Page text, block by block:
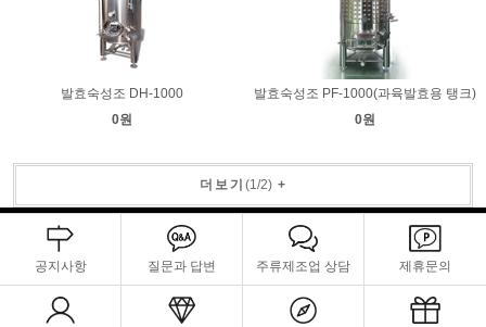
발효숙성조 DH-1000
0원
발효숙성조 PF-1000(과육발효용 탱크)
0원
더보기 (1/2)+
공지사항 질문과 답변 주류제조업 상담 제휴문의